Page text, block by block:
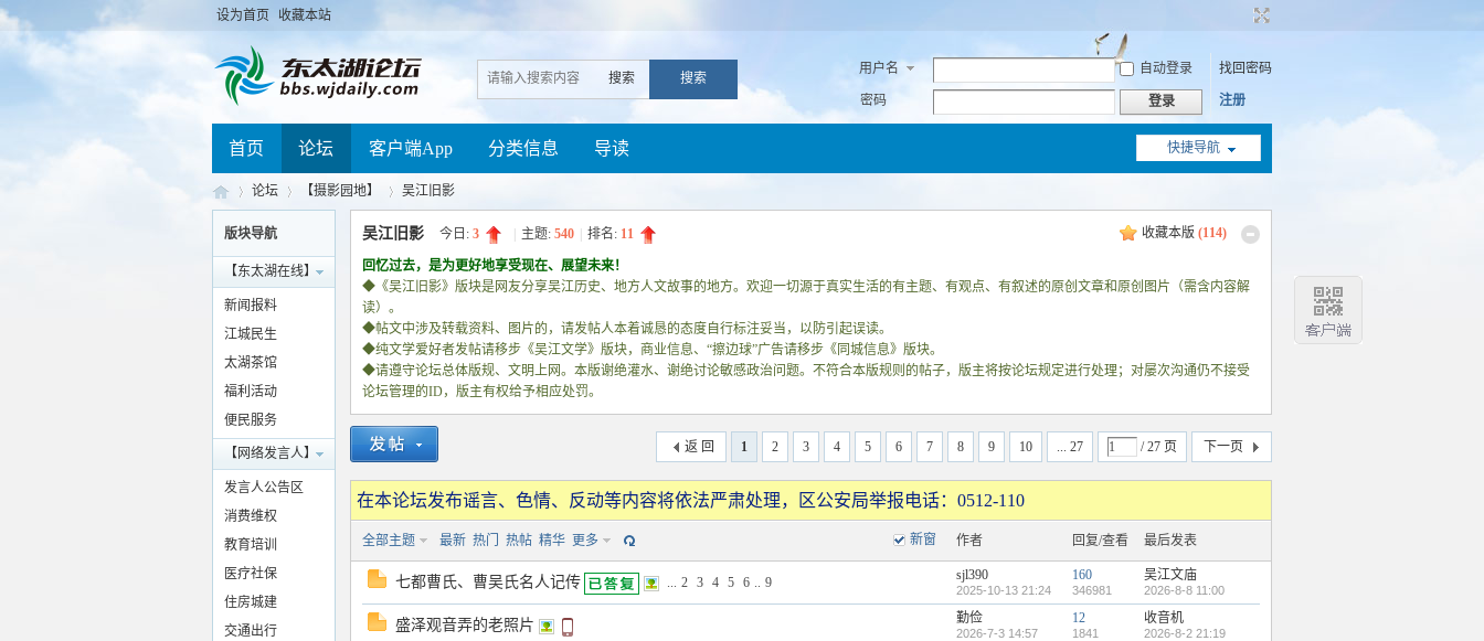
设为首页 收藏本站
搜索 搜索
用户名 自动登录 找回密码
密码 登录 注册
快捷导航
首页 论坛 客户端App 分类信息 导读
东 »
论坛
›
【摄影园地】
›
吴江旧影
版块导航
【东太湖在线】
新闻报料
江城民生
太湖茶馆
福利活动
便民服务
【网络发言人】
发言人公告区
消费维权
教育培训
医疗社保
住房城建
交通出行
收藏本版 (114)
吴江旧影 今日: 3 主题: 540 排名: 11
回忆过去，是为更好地享受现在、展望未来！
◆《吴江旧影》版块是网友分享吴江历史、地方人文故事的地方。欢迎一切源于真实生活的有主题、有观点、有叙述的原创文章和原创图片（需含内容解
读）。
◆帖文中涉及转载资料、图片的，请发帖人本着诚恳的态度自行标注妥当，以防引起误读。
◆纯文学爱好者发帖请移步《吴江文学》版块，商业信息、“擦边球”广告请移步《同城信息》版块。
◆请遵守论坛总体版规、文明上网。本版谢绝灌水、谢绝讨论敏感政治问题。不符合本版规则的帖子，版主将按论坛规定进行处理；对屡次沟通仍不接受
论坛管理的ID，版主有权给予相应处罚。
1 2 3 4 5 6 7 8 9 10 ... 27 / 27 页 下一页
返 回
在本论坛发布谣言、色情、反动等内容将依法严肃处理，区公安局举报电话：0512-110
新窗
全部主题 最新 热门 热帖 精华 更多 作者 回复/查看 最后发表
七都曹氏、曹吴氏名人记传 ... 2 3 4 5 6 .. 9 sjl390
2025-10-13 21:24
160
346981
吴江文庙
2026-8-8 11:00
盛泽观音弄的老照片 勤俭
2026-7-3 14:57
12
1841
收音机
2026-8-2 21:19